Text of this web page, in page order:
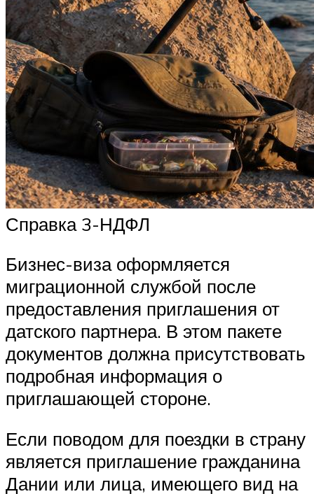
Справка 3-НДФЛ
Бизнес-виза оформляется
миграционной службой после
предоставления приглашения от
датского партнера. В этом пакете
документов должна присутствовать
подробная информация о
приглашающей стороне.
Если поводом для поездки в страну
является приглашение гражданина
Дании или лица, имеющего вид на